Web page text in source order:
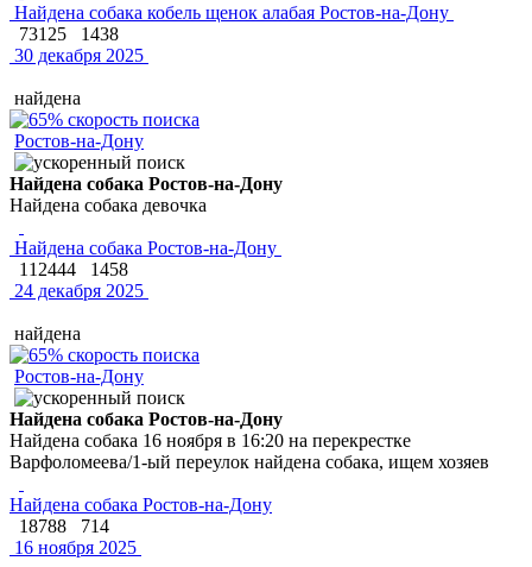
Найдена собака кобель щенок алабая Ростов-на-Дону
73125
1438
30 декабря 2025
найдена
Ростов-на-Дону
Найдена собака Ростов-на-Дону
Найдена собака девочка
Найдена собака Ростов-на-Дону
112444
1458
24 декабря 2025
найдена
Ростов-на-Дону
Найдена собака Ростов-на-Дону
Найдена собака 16 ноября в 16:20 на перекрестке
Варфоломеева/1-ый переулок найдена собака, ищем хозяев
Найдена собака Ростов-на-Дону
18788
714
16 ноября 2025